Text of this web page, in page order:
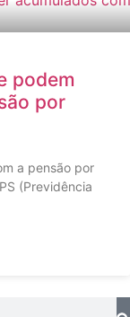
podem
por
a pensão por
(Previdência